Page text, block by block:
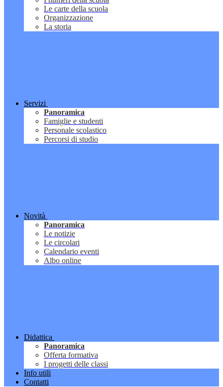
Le carte della scuola
Organizzazione
La storia
Servizi
Panoramica
Famiglie e studenti
Personale scolastico
Percorsi di studio
Novità
Panoramica
Le notizie
Le circolari
Calendario eventi
Albo online
Didattica
Panoramica
Offerta formativa
I progetti delle classi
Info utili
Contatti